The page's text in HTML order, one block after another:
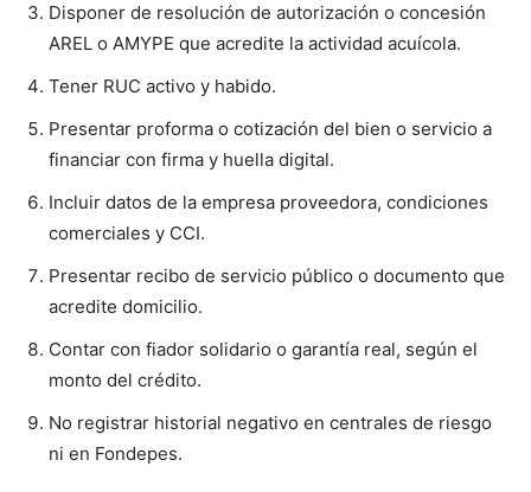
Disponer de resolución de autorización o concesión
AREL o AMYPE que acredite la actividad acuícola.
Tener RUC activo y habido.
Presentar proforma o cotización del bien o servicio a
financiar con firma y huella digital.
Incluir datos de la empresa proveedora, condiciones
comerciales y CCI.
Presentar recibo de servicio público o documento que
acredite domicilio.
Contar con fiador solidario o garantía real, según el
monto del crédito.
No registrar historial negativo en centrales de riesgo
ni en Fondepes.